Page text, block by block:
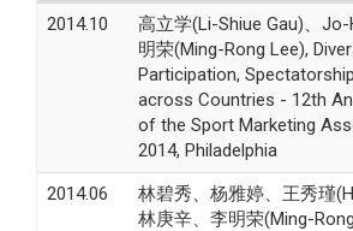
2014.10
高立学(Li-Shiue Gau)、
明荣(Ming-Rong Lee),
Participation,
across Countries - 12th
of the Sport Marketing
2014, Philadelphia
2014.06
林碧秀、杨雅婷、王秀瑾
林庚辛、李明荣(Ming-